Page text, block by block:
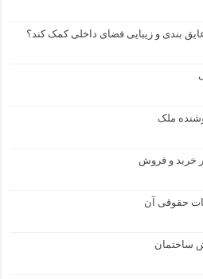
بندی و زیبایی فضای داخلی کمک کند؟
ملک
خرید و فروش
حقوقی آن
ساختمان